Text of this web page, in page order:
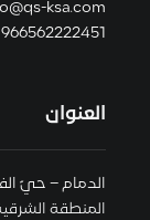
ksa.com
966562222451+
العنوان
الدمام – حيّ
المنطقة